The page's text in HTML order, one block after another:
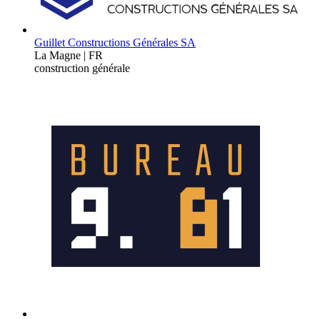
Guillet Constructions Générales SA
La Magne | FR
construction générale